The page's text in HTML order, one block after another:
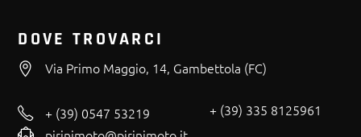
DOVE TROVARCI
Via Primo Maggio, 14, Gambettola (FC)
+ (39) 0547 53219
+ (39) 335 8125961